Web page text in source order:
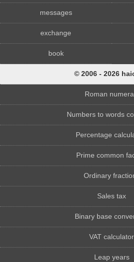
messages
exchange
book
© 2006 - 2026
Roman
Numbers to words
Percentage
Prime common
Ordinary
Sales tax
Binary base
VAT calculator
Leap years